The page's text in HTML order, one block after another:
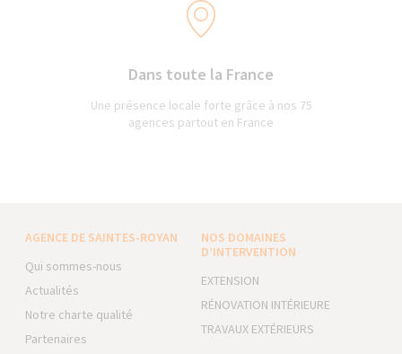
Dans toute la France
Une présence locale forte grâce à nos 75
agences partout en France
AGENCE DE SAINTES-ROYAN
Qui sommes-nous
Actualités
Notre charte qualité
Partenaires
NOS DOMAINES
D’INTERVENTION
EXTENSION
RÉNOVATION INTÉRIEURE
TRAVAUX EXTÉRIEURS